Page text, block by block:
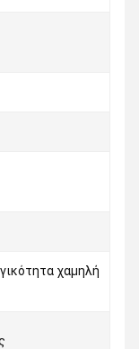
χαμηλή